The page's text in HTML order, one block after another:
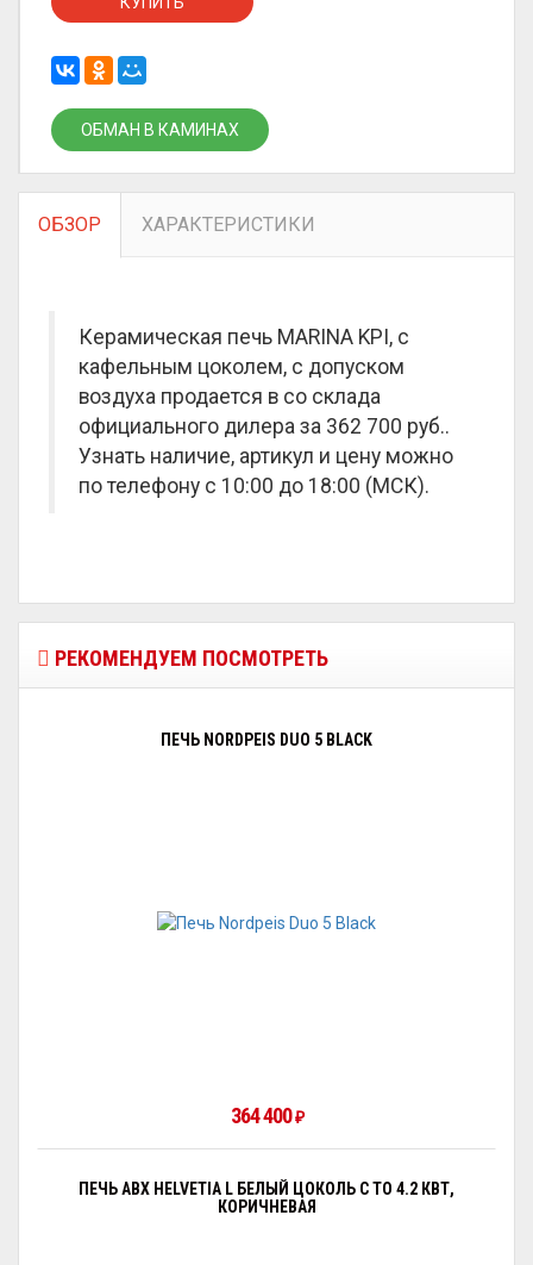
ОБМАН В КАМИНАХ
ОБЗОР ХАРАКТЕРИСТИКИ
Керамическая печь MARINA KPI, с
кафельным цоколем, с допуском
воздуха продается в со склада
официального дилера за 362 700 руб..
Узнать наличие, артикул и цену можно
по телефону с 10:00 до 18:00 (МСК).
РЕКОМЕНДУЕМ ПОСМОТРЕТЬ
ПЕЧЬ NORDPEIS DUO 5 BLACK
364 400 ₽
ПЕЧЬ ABX HELVETIA L БЕЛЫЙ ЦОКОЛЬ С ТО 4.2 КВТ,
КОРИЧНЕВАЯ